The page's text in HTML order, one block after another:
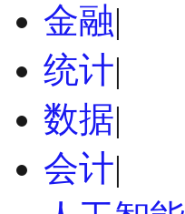
金融|
统计|
数据|
会计|